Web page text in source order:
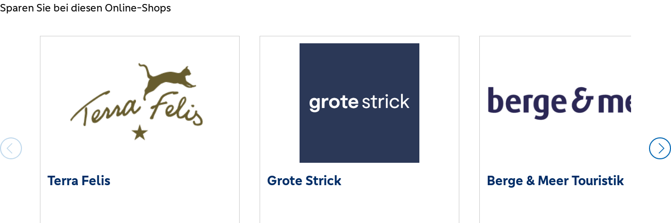
Sparen Sie bei diesen Online-Shops
Terra Felis Grote Strick Berge & Meer Touristik